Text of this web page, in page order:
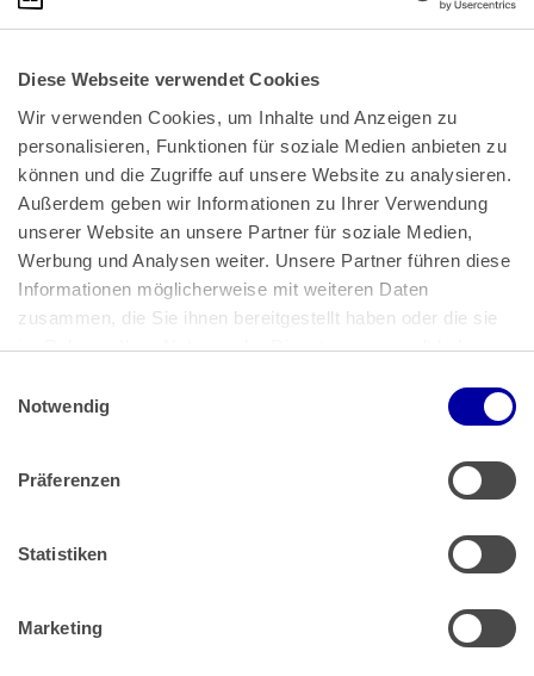
Diese Webseite verwendet Cookies
Wir verwenden Cookies, um Inhalte und Anzeigen zu
personalisieren, Funktionen für soziale Medien anbieten zu
können und die Zugriffe auf unsere Website zu analysieren.
Außerdem geben wir Informationen zu Ihrer Verwendung
unserer Website an unsere Partner für soziale Medien,
Werbung und Analysen weiter. Unsere Partner führen diese
Informationen möglicherweise mit weiteren Daten
zusammen, die Sie ihnen bereitgestellt haben oder die sie
im Rahmen Ihrer Nutzung der Dienste gesammelt haben.
Impressum
Notwendig
Präferenzen
Statistiken
Marketing
Bundeskanzlerplatz 2
53113 Bonn
Pressemitteilungen|AGB
Impressum|Datenschutz
Muster Widerrufsformular (PDF)
Barrierefreiheit